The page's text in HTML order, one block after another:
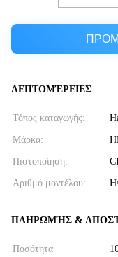
ΛΕΠΤΟΜΈΡΕΙΕΣ
Τόπος καταγωγής:
Μάρκα:
Πιστοποίηση:
Αριθμό μοντέλου:
ΠΛΗΡΩΜΉΣ &
Ποσότητα